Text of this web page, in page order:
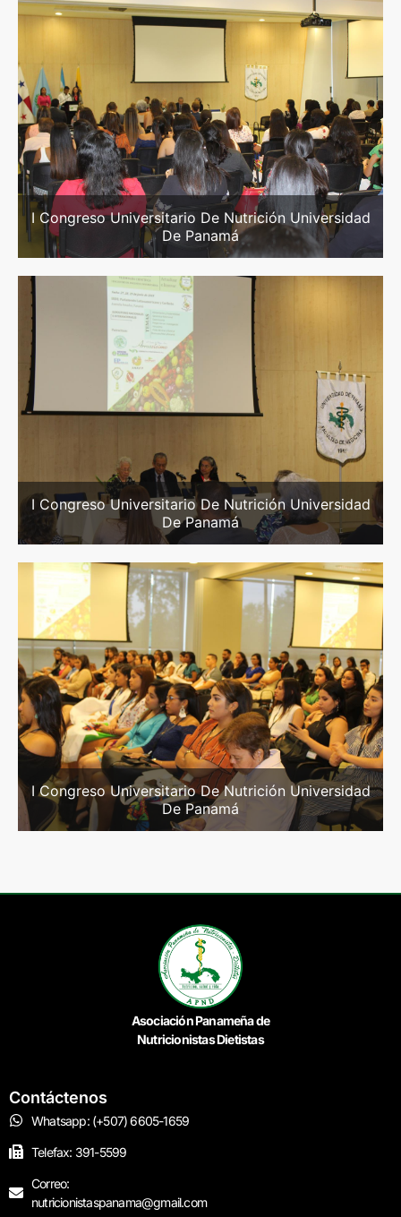
I Congreso Universitario De Nutrición Universidad
De Panamá
I Congreso Universitario De Nutrición Universidad
De Panamá
I Congreso Universitario De Nutrición Universidad
De Panamá
Asociación Panameña de
Nutricionistas Dietistas
Contáctenos
Whatsapp: (+507) 6605-1659
Telefax: 391-5599
Correo:
nutricionistaspanama@gmail.com